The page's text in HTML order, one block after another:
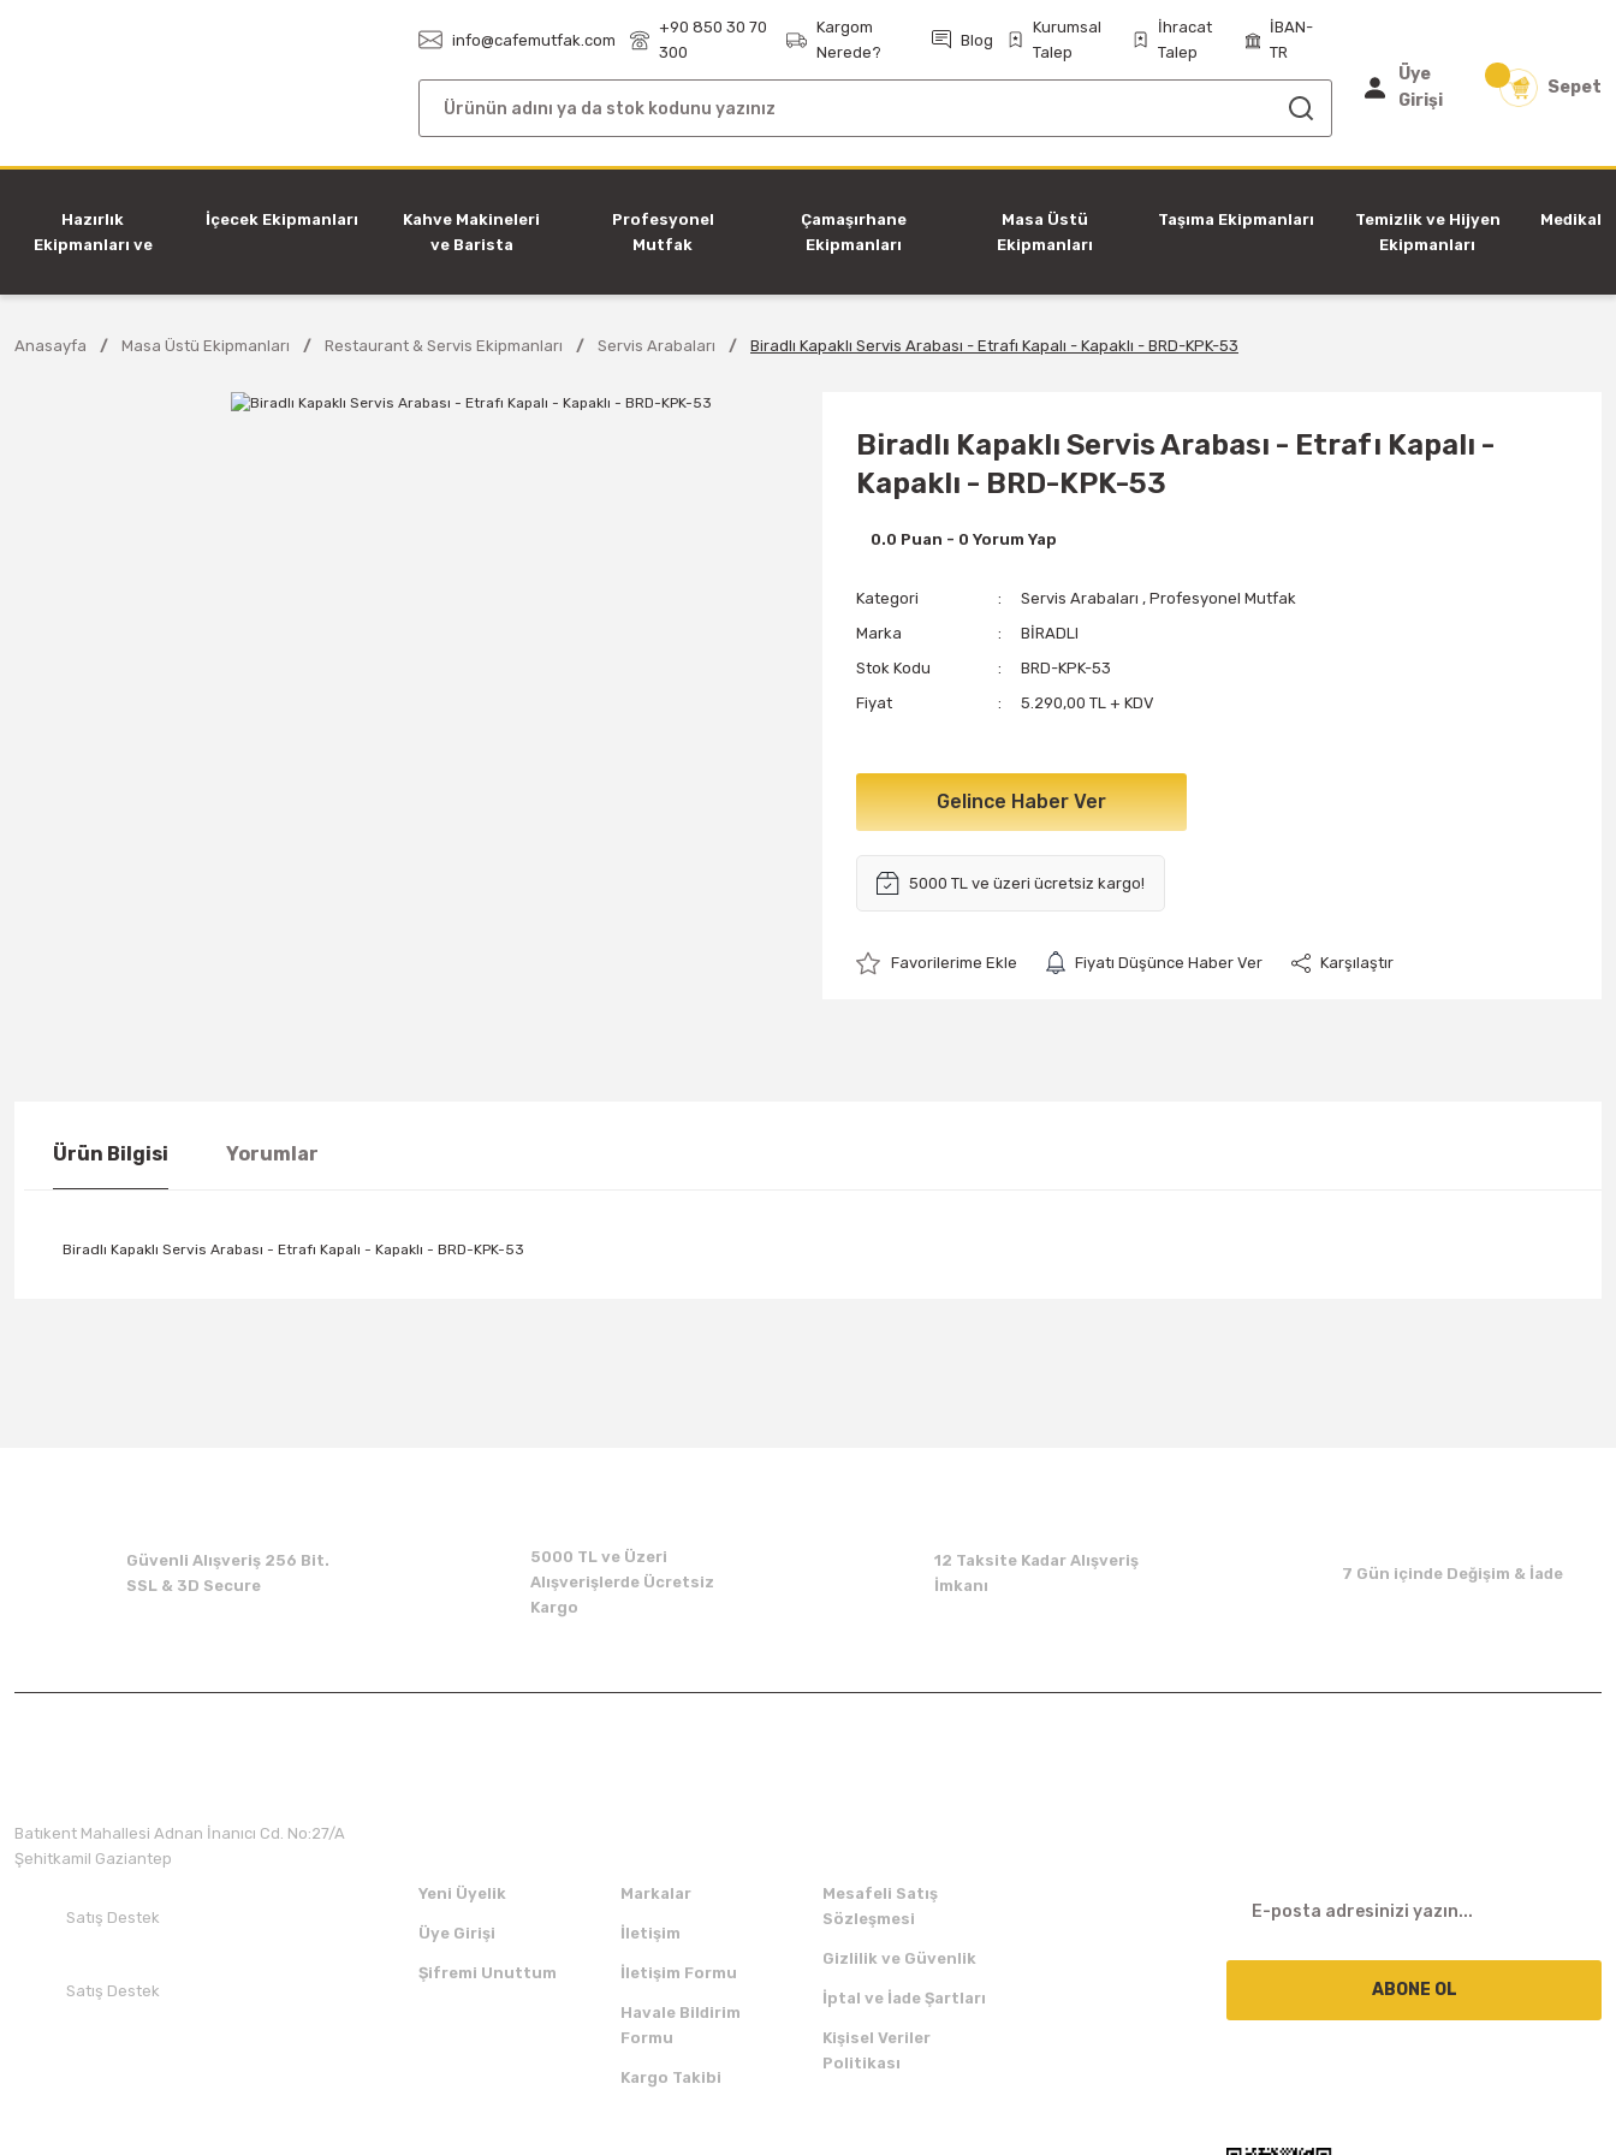
info@cafemutfak.com
+90 850 30 70
300
Kargom
Nerede?
Blog
Kurumsal
Talep
İhracat
Talep
İBAN-
TR
Üye
Girişi
Sepet
Hazırlık
Ekipmanları ve
İçecek Ekipmanları
Kahve Makineleri
ve Barista
Profesyonel
Mutfak
Çamaşırhane
Ekipmanları
Masa Üstü
Ekipmanları
Taşıma Ekipmanları
Temizlik ve Hijyen
Ekipmanları
Medikal
Anasayfa Masa Üstü Ekipmanları Restaurant & Servis Ekipmanları Servis Arabaları Biradlı Kapaklı Servis Arabası - Etrafı Kapalı - Kapaklı - BRD-KPK-53
Biradlı Kapaklı Servis Arabası - Etrafı Kapalı -
Kapaklı - BRD-KPK-53
0.0 Puan - 0 Yorum Yap
Kategori Servis Arabaları ,Profesyonel Mutfak
Marka
BİRADLI
Stok Kodu
BRD-KPK-53
Fiyat
5.290,00 TL + KDV
Gelince Haber Ver
5000 TL ve üzeri ücretsiz kargo!
Fiyatı Düşünce Haber Ver Karşılaştır
Ürün Bilgisi Yorumlar
Biradlı Kapaklı Servis Arabası - Etrafı Kapalı - Kapaklı - BRD-KPK-53
Güvenli Alışveriş 256 Bit.
SSL & 3D Secure
5000 TL ve Üzeri
Alışverişlerde Ücretsiz
Kargo
12 Taksite Kadar Alışveriş
İmkanı
7 Gün içinde Değişim & İade
Batıkent Mahallesi Adnan İnanıcı Cd. No:27/A
Şehitkamil Gaziantep
Satış Destek
Satış Destek
Yeni Üyelik
Üye Girişi
Şifremi Unuttum
Markalar
İletişim
İletişim Formu
Havale Bildirim
Formu
Kargo Takibi
Mesafeli Satış
Sözleşmesi
Gizlilik ve Güvenlik
İptal ve İade Şartları
Kişisel Veriler
Politikası
ABONE OL